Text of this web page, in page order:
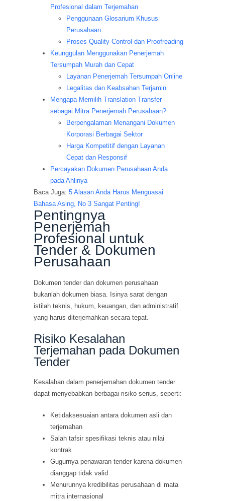
Profesional dalam Terjemahan
Penggunaan Glosarium Khusus
Perusahaan
Proses Quality Control dan Proofreading
Keunggulan Menggunakan Penerjemah
Tersumpah Murah dan Cepat
Layanan Penerjemah Tersumpah Online
Legalitas dan Keabsahan Terjamin
Mengapa Memilih Translation Transfer
sebagai Mitra Penerjemah Perusahaan?
Berpengalaman Menangani Dokumen
Korporasi Berbagai Sektor
Harga Kompetitif dengan Layanan
Cepat dan Responsif
Percayakan Dokumen Perusahaan Anda
pada Ahlinya
Baca Juga:5 Alasan Anda Harus Menguasai
Bahasa Asing, No 3 Sangat Penting!
Pentingnya
Penerjemah
Profesional untuk
Tender & Dokumen
Perusahaan
Dokumen tender dan dokumen perusahaan
bukanlah dokumen biasa. Isinya sarat dengan
istilah teknis, hukum, keuangan, dan administratif
yang harus diterjemahkan secara tepat.
Risiko Kesalahan
Terjemahan pada Dokumen
Tender
Kesalahan dalam penerjemahan dokumen tender
dapat menyebabkan berbagai risiko serius, seperti:
Ketidaksesuaian antara dokumen asli dan
terjemahan
Salah tafsir spesifikasi teknis atau nilai
kontrak
Gugurnya penawaran tender karena dokumen
dianggap tidak valid
Menurunnya kredibilitas perusahaan di mata
mitra internasional